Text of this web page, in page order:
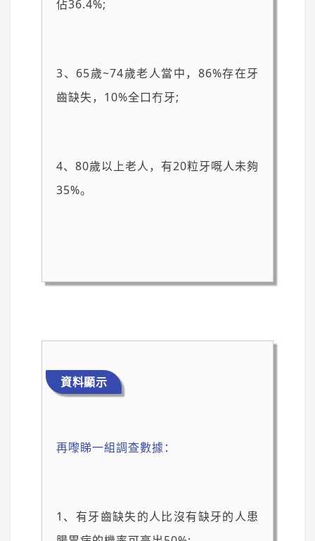
佔36.4%;
3、65歲~74歲老人當中，86%存在牙
齒缺失，10%全口冇牙;
4、80歲以上老人，有20粒牙嘅人未夠
35%。
資料顯示
再嚟睇一組調查數據：
1、有牙齒缺失的人比沒有缺牙的人患